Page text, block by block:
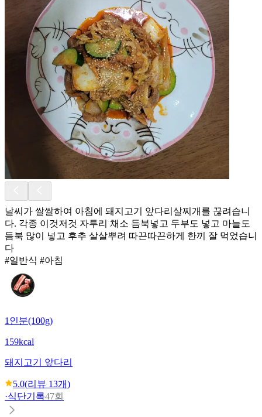
날씨가 쌀쌀하여 아침에 돼지고기 앞다리살찌개를 끊려습니
다. 각종 이것저것 자투리 채소 듬북넣고 두부도 넣고 마늘도
듬북 많이 넣고 후추 살살뿌려 따끈따끈하게 한끼 잘 먹었습니
다
#일반식 #아침
1인분(100g)
159kcal
돼지고기 앞다리
5.0(리뷰 13개)
·식단기록47회